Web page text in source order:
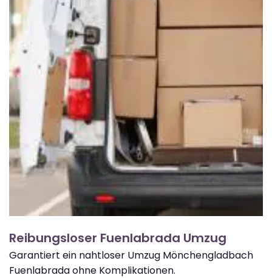
Reibungsloser Fuenlabrada Umzug
Garantiert ein nahtloser Umzug Mönchengladbach
Fuenlabrada ohne Komplikationen.